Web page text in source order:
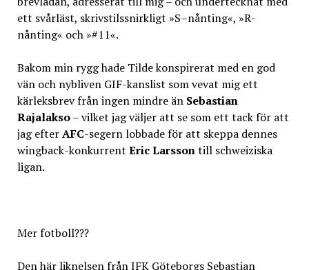
ett svårläst, skrivstilssnirkligt »S–nånting«, »R-
nånting« och »#11«.
Bakom min rygg hade Tilde konspirerat med en god
vän och nybliven GIF-kanslist som vevat mig ett
kärleksbrev från ingen mindre än Sebastian
Rajalakso– vilket jag väljer att se som ett tack för att
jag efterAFC-segern lobbade för att skeppa dennes
wingback-konkurrent Eric Larssontill schweiziska
ligan.
Mer fotboll???
Den här liknelsen från IFK Göteborgs Sebastian